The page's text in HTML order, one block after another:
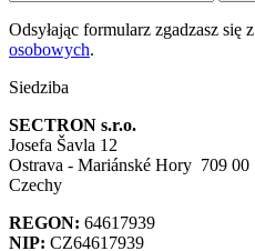
Odsyłając formularz zgadzasz się z
osobowych.
Siedziba
SECTRON s.r.o.
Josefa Šavla 12
Ostrava - Mariánské Hory 709 00
Czechy
REGON: 64617939
NIP: CZ64617939